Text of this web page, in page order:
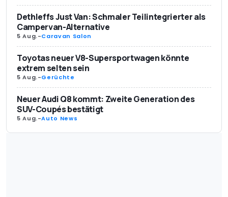
Dethleffs Just Van: Schmaler Teilintegrierter als
Campervan-Alternative
5 Aug.-Caravan Salon
Toyotas neuer V8-Supersportwagen könnte
extrem selten sein
5 Aug.-Gerüchte
Neuer Audi Q8 kommt: Zweite Generation des
SUV-Coupés bestätigt
5 Aug.-Auto News